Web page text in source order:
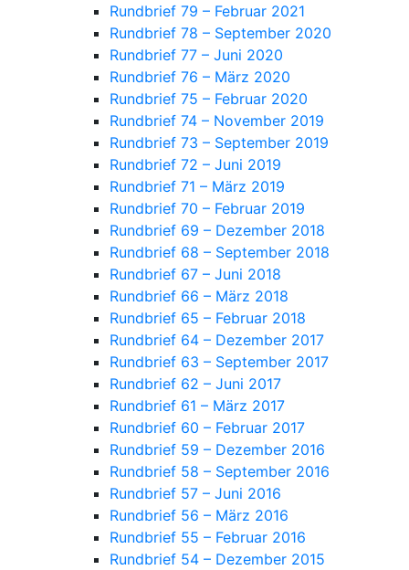
Rundbrief 79 – Februar 2021
Rundbrief 78 – September 2020
Rundbrief 77 – Juni 2020
Rundbrief 76 – März 2020
Rundbrief 75 – Februar 2020
Rundbrief 74 – November 2019
Rundbrief 73 – September 2019
Rundbrief 72 – Juni 2019
Rundbrief 71 – März 2019
Rundbrief 70 – Februar 2019
Rundbrief 69 – Dezember 2018
Rundbrief 68 – September 2018
Rundbrief 67 – Juni 2018
Rundbrief 66 – März 2018
Rundbrief 65 – Februar 2018
Rundbrief 64 – Dezember 2017
Rundbrief 63 – September 2017
Rundbrief 62 – Juni 2017
Rundbrief 61 – März 2017
Rundbrief 60 – Februar 2017
Rundbrief 59 – Dezember 2016
Rundbrief 58 – September 2016
Rundbrief 57 – Juni 2016
Rundbrief 56 – März 2016
Rundbrief 55 – Februar 2016
Rundbrief 54 – Dezember 2015